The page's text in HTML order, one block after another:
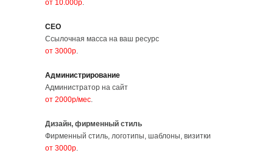
от 10.000р
СЕО
Ссылочная масса на ваш ресурс
от 3000р
Администрирование
Администратор на сайт
от 2000р/мес
Дизайн, фирменный стиль
Фирменный стиль, логотипы, шаблоны, визитки
от 3000р